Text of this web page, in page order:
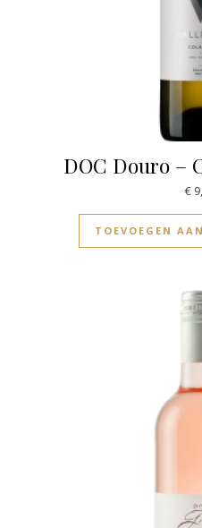
DOC Douro –
€
TOEVOEGEN